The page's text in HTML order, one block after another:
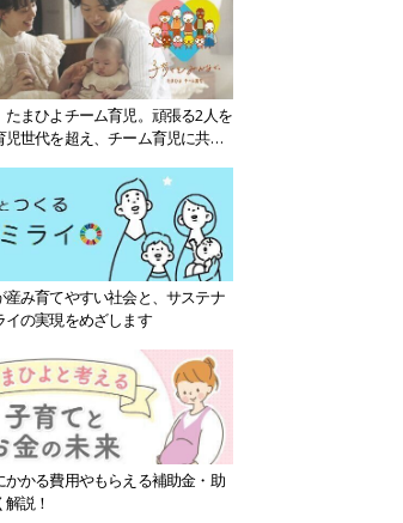
まひよチーム育児。頑張る2人を
世代を超え、チーム育児に共感
産み育てやすい社会と、サステナ
の実現をめざします
かる費用やもらえる補助金・助
説！